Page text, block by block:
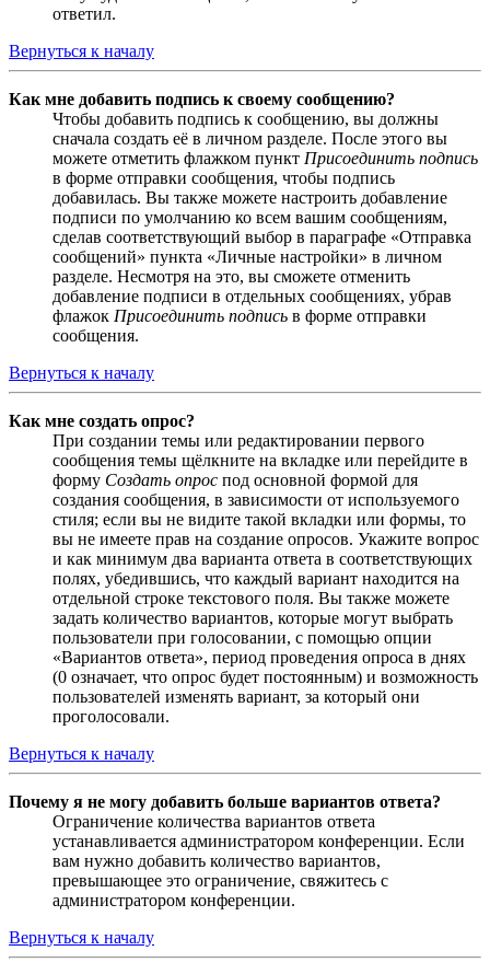
ответил.
Вернуться к началу
Как мне добавить подпись к своему сообщению?
Чтобы добавить подпись к сообщению, вы должны
сначала создать её в личном разделе. После этого вы
можете отметить флажком пункт Присоединить подпись
в форме отправки сообщения, чтобы подпись
добавилась. Вы также можете настроить добавление
подписи по умолчанию ко всем вашим сообщениям,
сделав соответствующий выбор в параграфе «Отправка
сообщений» пункта «Личные настройки» в личном
разделе. Несмотря на это, вы сможете отменить
добавление подписи в отдельных сообщениях, убрав
флажок Присоединить подпись в форме отправки
сообщения.
Вернуться к началу
Как мне создать опрос?
При создании темы или редактировании первого
сообщения темы щёлкните на вкладке или перейдите в
форму Создать опрос под основной формой для
создания сообщения, в зависимости от используемого
стиля; если вы не видите такой вкладки или формы, то
вы не имеете прав на создание опросов. Укажите вопрос
и как минимум два варианта ответа в соответствующих
полях, убедившись, что каждый вариант находится на
отдельной строке текстового поля. Вы также можете
задать количество вариантов, которые могут выбрать
пользователи при голосовании, с помощью опции
«Вариантов ответа», период проведения опроса в днях
(0 означает, что опрос будет постоянным) и возможность
пользователей изменять вариант, за который они
проголосовали.
Вернуться к началу
Почему я не могу добавить больше вариантов ответа?
Ограничение количества вариантов ответа
устанавливается администратором конференции. Если
вам нужно добавить количество вариантов,
превышающее это ограничение, свяжитесь с
администратором конференции.
Вернуться к началу